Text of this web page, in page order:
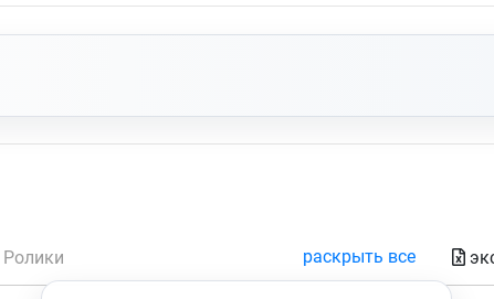
Ролики раскрыть все